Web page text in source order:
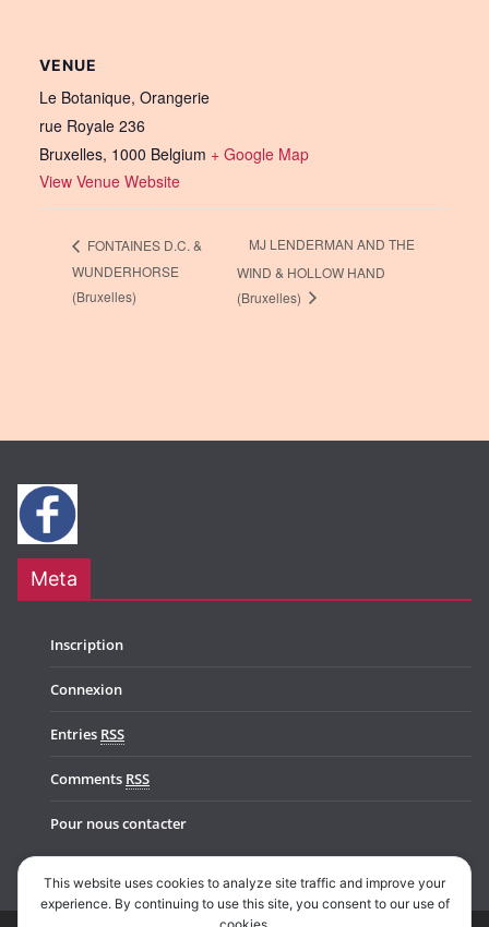
VENUE
Le Botanique, Orangerie
rue Royale 236
Bruxelles, 1000 Belgium + Google Map
View Venue Website
FONTAINES D.C. &
WUNDERHORSE
(Bruxelles)
MJ LENDERMAN AND THE
WIND & HOLLOW HAND
(Bruxelles)
Meta
Inscription
Connexion
Entries RSS
Comments RSS
Pour nous contacter
This website uses cookies to analyze site traffic and improve your
experience. By continuing to use this site, you consent to our use of